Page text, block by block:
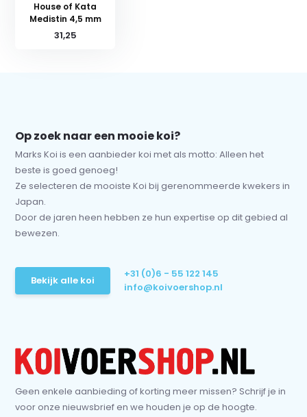
House of Kata
Medistin 4,5 mm
31,25
Op zoek naar een mooie koi?
Marks Koi is een aanbieder koi met als motto: Alleen het
beste is goed genoeg!
Ze selecteren de mooiste Koi bij gerenommeerde kwekers in
Japan.
Door de jaren heen hebben ze hun expertise op dit gebied al
bewezen.
Bekijk alle koi
+31 (0)6 - 55 122 145
info@koivoershop.nl
Geen enkele aanbieding of korting meer missen? Schrijf je in
voor onze nieuwsbrief en we houden je op de hoogte.